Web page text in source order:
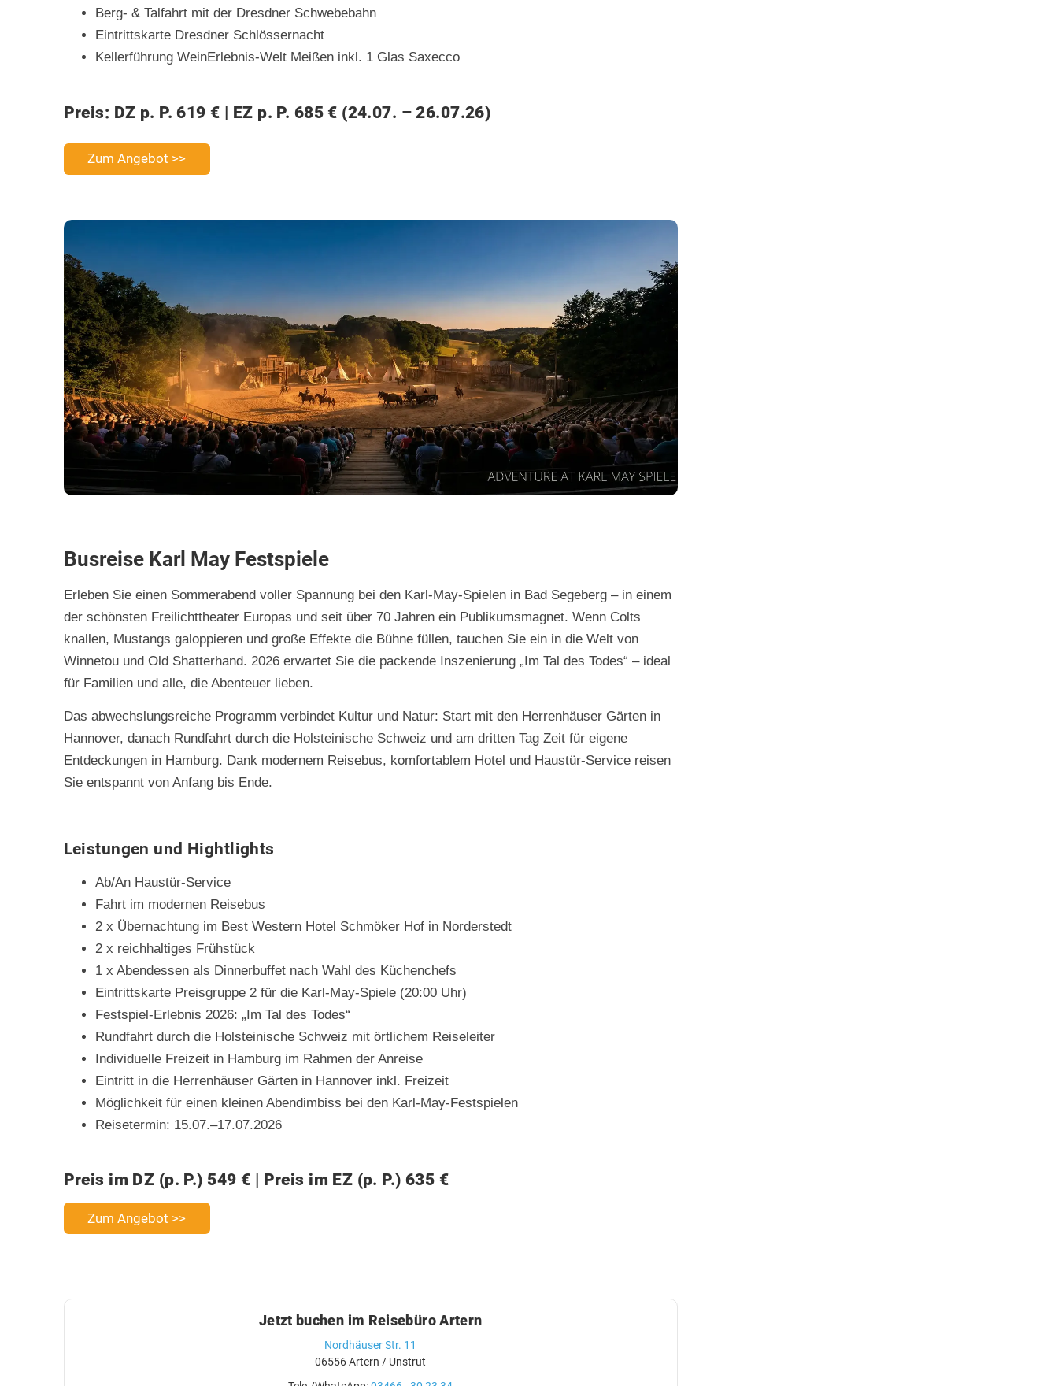
Berg- & Talfahrt mit der Dresdner Schwebebahn
Eintrittskarte Dresdner Schlössernacht
Kellerführung WeinErlebnis-Welt Meißen inkl. 1 Glas Saxecco
Preis: DZ p. P. 619 € | EZ p. P. 685 € (24.07. – 26.07.26)
Zum Angebot >>
Busreise Karl May Festspiele
Erleben Sie einen Sommerabend voller Spannung bei den Karl-May-Spielen in Bad Segeberg – in einem
der schönsten Freilichttheater Europas und seit über 70 Jahren ein Publikumsmagnet. Wenn Colts
knallen, Mustangs galoppieren und große Effekte die Bühne füllen, tauchen Sie ein in die Welt von
Winnetou und Old Shatterhand. 2026 erwartet Sie die packende Inszenierung „Im Tal des Todes“ – ideal
für Familien und alle, die Abenteuer lieben.
Das abwechslungsreiche Programm verbindet Kultur und Natur: Start mit den Herrenhäuser Gärten in
Hannover, danach Rundfahrt durch die Holsteinische Schweiz und am dritten Tag Zeit für eigene
Entdeckungen in Hamburg. Dank modernem Reisebus, komfortablem Hotel und Haustür-Service reisen
Sie entspannt von Anfang bis Ende.
Leistungen und Hightlights
Ab/An Haustür-Service
Fahrt im modernen Reisebus
2 x Übernachtung im Best Western Hotel Schmöker Hof in Norderstedt
2 x reichhaltiges Frühstück
1 x Abendessen als Dinnerbuffet nach Wahl des Küchenchefs
Eintrittskarte Preisgruppe 2 für die Karl-May-Spiele (20:00 Uhr)
Festspiel-Erlebnis 2026: „Im Tal des Todes“
Rundfahrt durch die Holsteinische Schweiz mit örtlichem Reiseleiter
Individuelle Freizeit in Hamburg im Rahmen der Anreise
Eintritt in die Herrenhäuser Gärten in Hannover inkl. Freizeit
Möglichkeit für einen kleinen Abendimbiss bei den Karl-May-Festspielen
Reisetermin: 15.07.–17.07.2026
Preis im DZ (p. P.) 549 € | Preis im EZ (p. P.) 635 €
Zum Angebot >>
Jetzt buchen im Reisebüro Artern
Nordhäuser Str. 11
06556 Artern / Unstrut